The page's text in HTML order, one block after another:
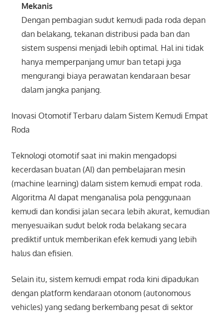
Mekanis
Dengan pembagian sudut kemudi pada roda depan
dan belakang, tekanan distribusi pada ban dan
sistem suspensi menjadi lebih optimal. Hal ini tidak
hanya memperpanjang umur ban tetapi juga
mengurangi biaya perawatan kendaraan besar
dalam jangka panjang.
Inovasi Otomotif Terbaru dalam Sistem Kemudi Empat
Roda
Teknologi otomotif saat ini makin mengadopsi
kecerdasan buatan (AI) dan pembelajaran mesin
(machine learning) dalam sistem kemudi empat roda.
Algoritma AI dapat menganalisa pola penggunaan
kemudi dan kondisi jalan secara lebih akurat, kemudian
menyesuaikan sudut belok roda belakang secara
prediktif untuk memberikan efek kemudi yang lebih
halus dan efisien.
Selain itu, sistem kemudi empat roda kini dipadukan
dengan platform kendaraan otonom (autonomous
vehicles) yang sedang berkembang pesat di sektor